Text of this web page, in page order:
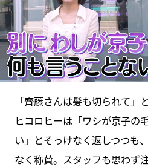
「齊藤さんは髪も切られて」
ヒコロヒーは「ワシが京子の
い」とそっけなく返しつつも
なく称賛。スタッフも思わず